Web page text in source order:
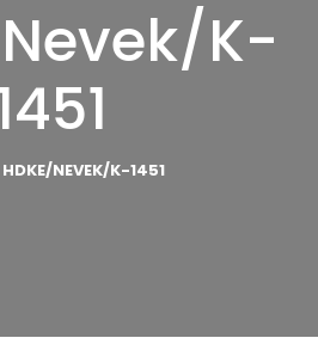
K-
HDKE/NEVEK/K-1451